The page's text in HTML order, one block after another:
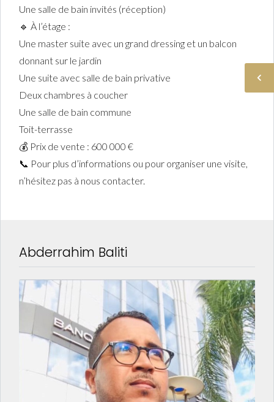
Une salle de bain invités (réception)
🔹 À l’étage :
Une master suite avec un grand dressing et un balcon
donnant sur le jardin
Une suite avec salle de bain privative
Deux chambres à coucher
Une salle de bain commune
Toit-terrasse
💰 Prix de vente : 600 000 €
📞 Pour plus d’informations ou pour organiser une visite,
n’hésitez pas à nous contacter.
Abderrahim Baliti